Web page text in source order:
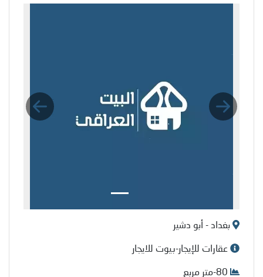
بغداد - أبو دشير
عقارات للإيجار-بيوت للايجار
80-متر مربع